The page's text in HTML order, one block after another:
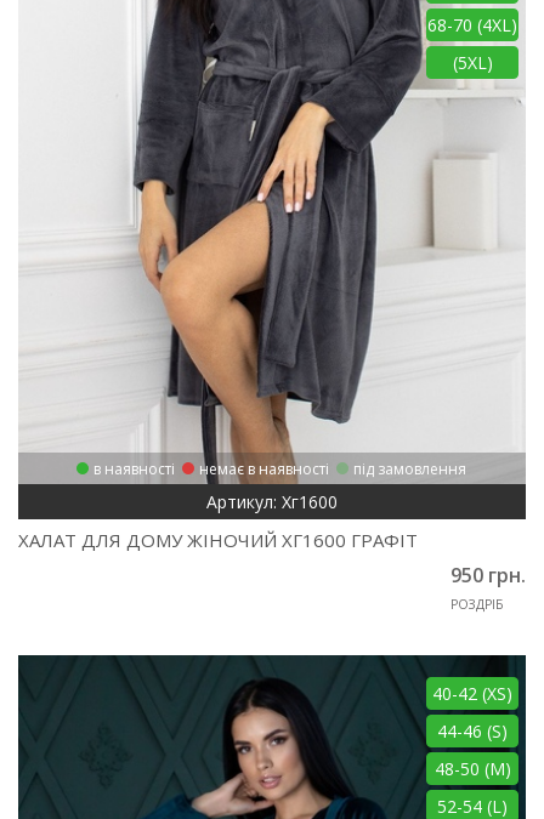
68-70 (4XL)
(5XL)
в наявності немає в наявності під замовлення
Артикул: Хг1600
ХАЛАТ ДЛЯ ДОМУ ЖІНОЧИЙ ХГ1600 ГРАФІТ
950 грн.
РОЗДРІБ
40-42 (XS)
44-46 (S)
48-50 (M)
52-54 (L)